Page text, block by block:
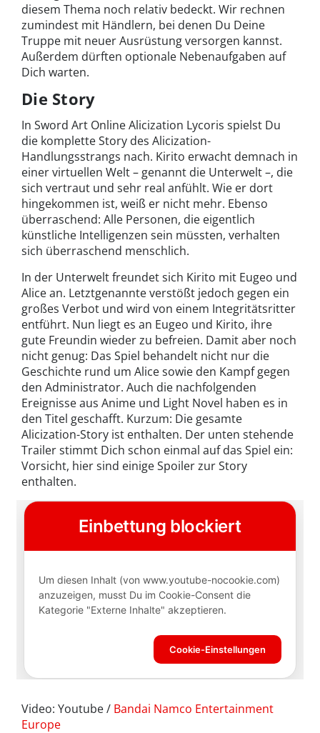
diesem Thema noch relativ bedeckt. Wir rechnen
zumindest mit Händlern, bei denen Du Deine
Truppe mit neuer Ausrüstung versorgen kannst.
Außerdem dürften optionale Nebenaufgaben auf
Dich warten.
Die Story
In Sword Art Online Alicization Lycoris spielst Du
die komplette Story des Alicization-
Handlungsstrangs nach. Kirito erwacht demnach in
einer virtuellen Welt – genannt die Unterwelt –, die
sich vertraut und sehr real anfühlt. Wie er dort
hingekommen ist, weiß er nicht mehr. Ebenso
überraschend: Alle Personen, die eigentlich
künstliche Intelligenzen sein müssten, verhalten
sich überraschend menschlich.
In der Unterwelt freundet sich Kirito mit Eugeo und
Alice an. Letztgenannte verstößt jedoch gegen ein
großes Verbot und wird von einem Integritätsritter
entführt. Nun liegt es an Eugeo und Kirito, ihre
gute Freundin wieder zu befreien. Damit aber noch
nicht genug: Das Spiel behandelt nicht nur die
Geschichte rund um Alice sowie den Kampf gegen
den Administrator. Auch die nachfolgenden
Ereignisse aus Anime und Light Novel haben es in
den Titel geschafft. Kurzum: Die gesamte
Alicization-Story ist enthalten. Der unten stehende
Trailer stimmt Dich schon einmal auf das Spiel ein:
Vorsicht, hier sind einige Spoiler zur Story
enthalten.
Video: Youtube / Bandai Namco Entertainment
Europe